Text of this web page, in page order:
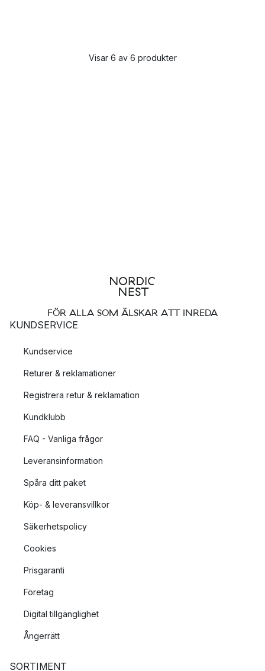
Visar 6 av 6 produkter
FÖR ALLA SOM ÄLSKAR ATT INREDA
KUNDSERVICE
Kundservice
Returer & reklamationer
Registrera retur & reklamation
Kundklubb
FAQ - Vanliga frågor
Leveransinformation
Spåra ditt paket
Köp- & leveransvillkor
Säkerhetspolicy
Cookies
Prisgaranti
Företag
Digital tillgänglighet
Ångerrätt
SORTIMENT